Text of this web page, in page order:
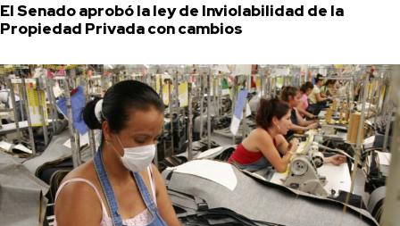
El Senado aprobó la ley de Inviolabilidad de la
Propiedad Privada con cambios